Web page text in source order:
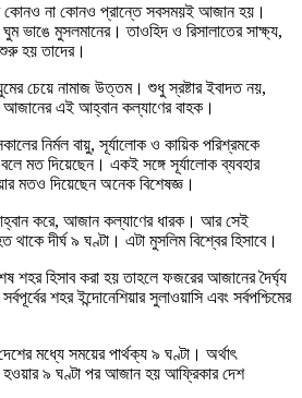
কোনও না কোনও প্রান্তে সবসময়ই আজান হয়।
ভাঙে মুসলমানের। তাওহিদ ও রিসালাতের সাক্ষ্য,
হয় তাদের।
চেয়ে নামাজ উত্তম। শুধু স্রষ্টার ইবাদত নয়,
এই আহ্বান কল্যাণের বাহক।
নির্মল বায়ু, সূর্যালোক ও কায়িক পরিশ্রমকে
মত দিয়েছেন। একই সঙ্গে সূর্যালোক ব্যবহার
মতও দিয়েছেন অনেক বিশেষজ্ঞ।
করে, আজান কল্যাণের ধারক। আর সেই
থাকে দীর্ঘ ৯ ঘণ্টা। এটা মুসলিম বিশ্বের হিসাবে।
শহর হিসাব করা হয় তাহলে ফজরের আজানের দৈর্ঘ্য
শহর ইন্দোনেশিয়ার সুলাওয়াসি এবং সর্বপশ্চিমের
মধ্যে সময়ের পার্থক্য ৯ ঘণ্টা। অর্থাৎ
৯ ঘণ্টা পর আজান হয় আফ্রিকার দেশ